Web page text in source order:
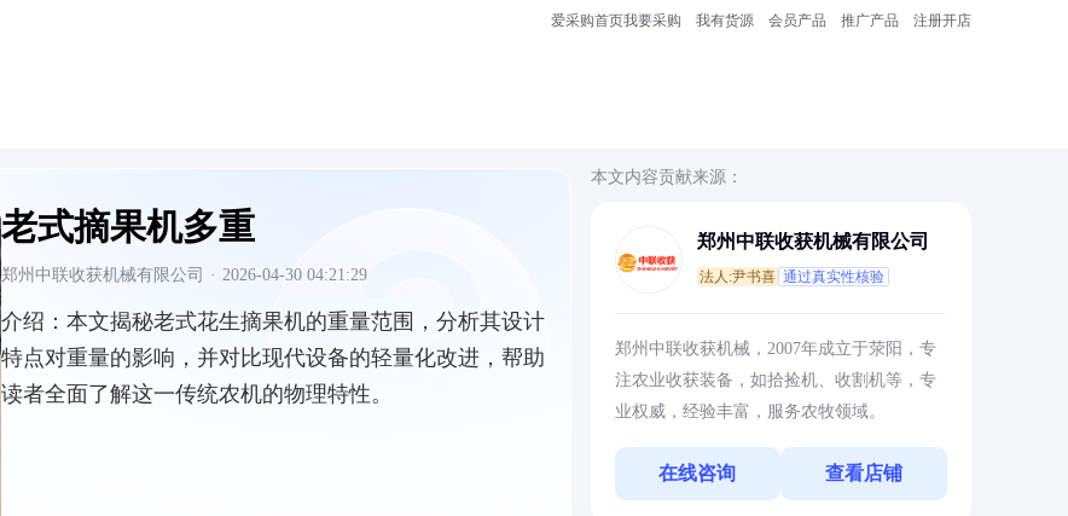
爱采购首页我要采购 我有货源 会员产品 推广产品 注册开店
老式摘果机多重
郑州中联收获机械有限公司 · 2026-04-30 04:21:29
介绍： 本文揭秘老式花生摘果机的重量范围，分析其设计
特点对重量的影响，并对比现代设备的轻量化改进，帮助
读者全面了解这一传统农机的物理特性。
本文内容贡献来源：
郑州中联收获机械有限公司
法人:尹书喜 通过真实性核验
郑州中联收获机械，2007年成立于荥阳，专
注农业收获装备，如拾捡机、收割机等，专
业权威，经验丰富，服务农牧领域。
在线咨询 查看店铺